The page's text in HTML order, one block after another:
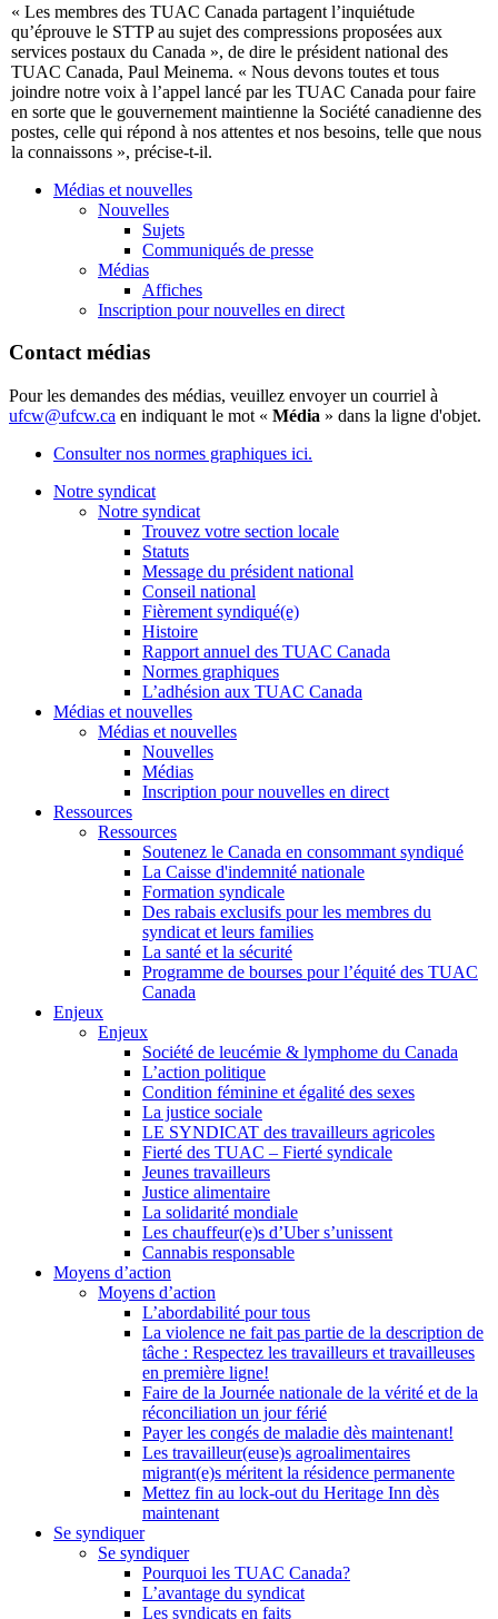
« Les membres des TUAC Canada partagent l’inquiétude
qu’éprouve le STTP au sujet des compressions proposées aux
services postaux du Canada », de dire le président national des
TUAC Canada, Paul Meinema. « Nous devons toutes et tous
joindre notre voix à l’appel lancé par les TUAC Canada pour faire
en sorte que le gouvernement maintienne la Société canadienne des
postes, celle qui répond à nos attentes et nos besoins, telle que nous
la connaissons », précise-t-il.
Médias et nouvelles
Nouvelles
Sujets
Communiqués de presse
Médias
Affiches
Inscription pour nouvelles en direct
Contact médias
Pour les demandes des médias, veuillez envoyer un courriel à
ufcw@ufcw.ca en indiquant le mot « Média » dans la ligne d'objet.
Consulter nos normes graphiques ici.
Notre syndicat
Notre syndicat
Trouvez votre section locale
Statuts
Message du président national
Conseil national
Fièrement syndiqué(e)
Histoire
Rapport annuel des TUAC Canada
Normes graphiques
L’adhésion aux TUAC Canada
Médias et nouvelles
Médias et nouvelles
Nouvelles
Médias
Inscription pour nouvelles en direct
Ressources
Ressources
Soutenez le Canada en consommant syndiqué
La Caisse d'indemnité nationale
Formation syndicale
Des rabais exclusifs pour les membres du
syndicat et leurs families
La santé et la sécurité
Programme de bourses pour l’équité des TUAC
Canada
Enjeux
Enjeux
Société de leucémie & lymphome du Canada
L’action politique
Condition féminine et égalité des sexes
La justice sociale
LE SYNDICAT des travailleurs agricoles
Fierté des TUAC – Fierté syndicale
Jeunes travailleurs
Justice alimentaire
La solidarité mondiale
Les chauffeur(e)s d’Uber s’unissent
Cannabis responsable
Moyens d’action
Moyens d’action
L’abordabilité pour tous
La violence ne fait pas partie de la description de
tâche : Respectez les travailleurs et travailleuses
en première ligne!
Faire de la Journée nationale de la vérité et de la
réconciliation un jour férié
Payer les congés de maladie dès maintenant!
Les travailleur(euse)s agroalimentaires
migrant(e)s méritent la résidence permanente
Mettez fin au lock-out du Heritage Inn dès
maintenant
Se syndiquer
Se syndiquer
Pourquoi les TUAC Canada?
L’avantage du syndicat
Les syndicats en faits